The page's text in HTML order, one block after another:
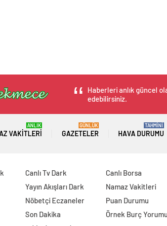
Haberleri anlık güncel
edebilirsiniz.
VAKITLERI
ANLIK
GAZETELER
GÜNLÜK
HAVA DURUMU
TAHMİNİ
Canlı Tv Dark
Yayın Akışları Dark
Nöbetçi Eczaneler
Son Dakika
Canlı Borsa
Namaz Vakitleri
Puan Durumu
Örnek Burç Yorumu